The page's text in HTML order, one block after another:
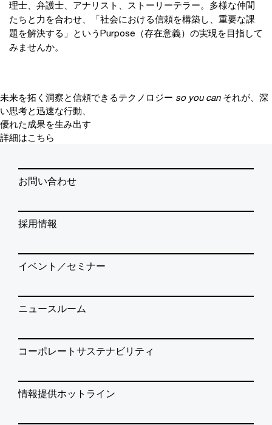
理士、弁護士、アナリスト、ストーリーテラー。多様な仲間
たちと力を合わせ、「社会における信頼を構築し、重要な課
題を解決する」というPurpose（存在意義）の実現を目指して
みませんか。
未来を拓く洞察と信頼できるテクノロジー so you can それが、深
い思考と迅速な行動、
優れた成果を生み出す
詳細はこちら
お問い合わせ
採用情報
イベント／セミナー
ニュースルーム
コーポレートサステナビリティ
情報提供ホットライン